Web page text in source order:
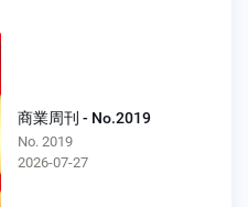
商業周刊 - No.2019
No. 2019
2026-07-27